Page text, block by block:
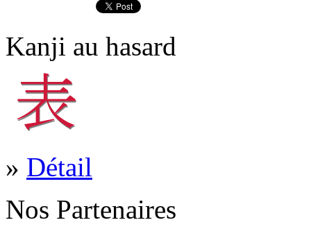
Kanji au hasard
» Détail
Nos Partenaires